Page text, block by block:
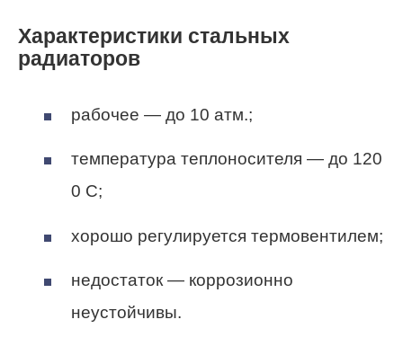
Характеристики стальных
радиаторов
рабочее — до 10 атм.;
температура теплоносителя — до 120
0 С;
хорошо регулируется термовентилем;
недостаток — коррозионно
неустойчивы.